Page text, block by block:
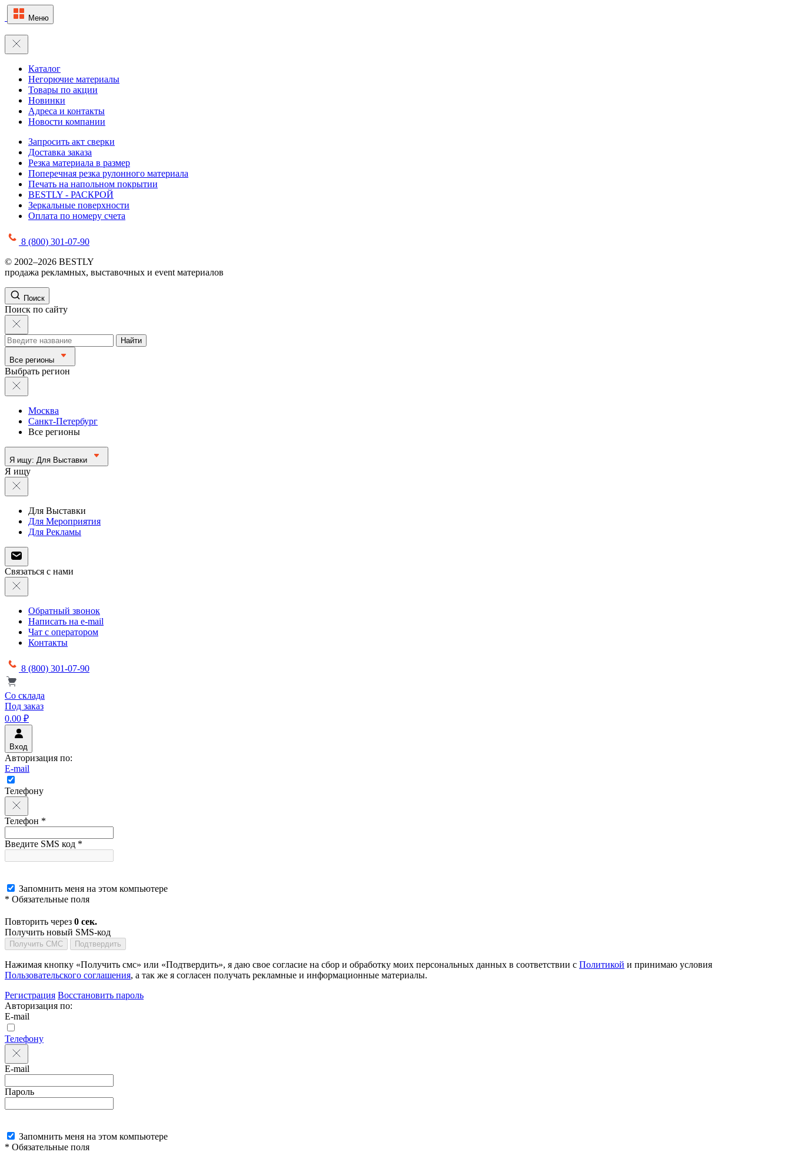
Меню
Каталог
Негорючие материалы
Товары по акции
Новинки
Адреса и контакты
Новости компании
Запросить акт сверки
Доставка заказа
Резка материала в размер
Поперечная резка рулонного материала
Печать на напольном покрытии
BESTLY - РАСКРОЙ
Зеркальные поверхности
Оплата по номеру счета
8 (800) 301-07-90
© 2002–2026 BESTLY
продажа рекламных, выставочных и event материалов
Поиск
Поиск по сайту
Найти
Все регионы
Выбрать регион
Москва
Санкт-Петербург
Все регионы
Я ищу: Для Выставки
Я ищу
Для Выставки
Для Мероприятия
Для Рекламы
Связаться с нами
Обратный звонок
Написать на e-mail
Чат с оператором
Контакты
8 (800) 301-07-90
Со склада
Под заказ
0.00 ₽
Вход
Авторизация по:
E-mail
Телефону
Телефон *
Введите SMS код *
Запомнить меня на этом компьютере
* Обязательные поля
Повторить через 0 сек.
Получить новый SMS-код
Получить СМС Подтвердить
Нажимая кнопку «Получить смс» или «Подтвердить», я даю свое согласие на сбор и обработку моих персональных данных в соответствии с Политикой и принимаю условия
Пользовательского соглашения, а так же я согласен получать рекламные и информационные материалы.
Регистрация Восстановить пароль
Авторизация по:
E-mail
Телефону
E-mail
Пароль
Запомнить меня на этом компьютере
* Обязательные поля